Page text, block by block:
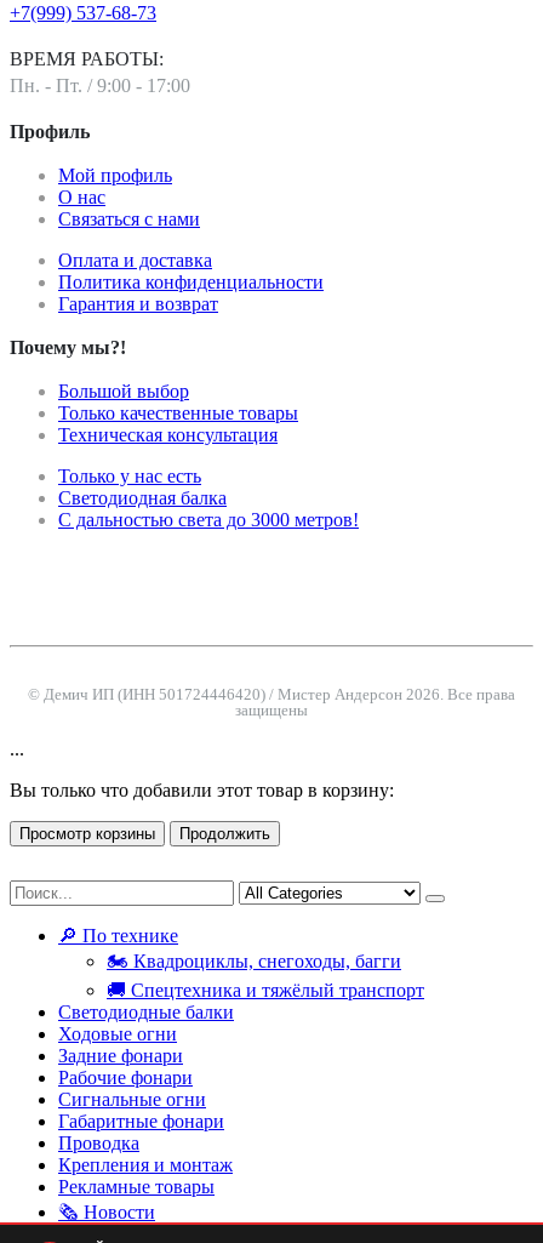
+7(999) 537-68-73
ВРЕМЯ РАБОТЫ:
Пн. - Пт. / 9:00 - 17:00
Профиль
Мой профиль
О нас
Связаться с нами
Оплата и доставка
Политика конфиденциальности
Гарантия и возврат
Почему мы?!
Большой выбор
Только качественные товары
Техническая консультация
Только у нас есть
Светодиодная балка
С дальностью света до 3000 метров!
© Демич ИП (ИНН 501724446420) / Мистер Андерсон 2026. Все права
защищены
...
Вы только что добавили этот товар в корзину:
Просмотр корзины Продолжить
🔎 По технике
🏍 Квадроциклы, снегоходы, багги
🚚 Спецтехника и тяжёлый транспорт
Светодиодные балки
Ходовые огни
Задние фонари
Рабочие фонари
Сигнальные огни
Габаритные фонари
Проводка
Крепления и монтаж
Рекламные товары
🗞 Новости